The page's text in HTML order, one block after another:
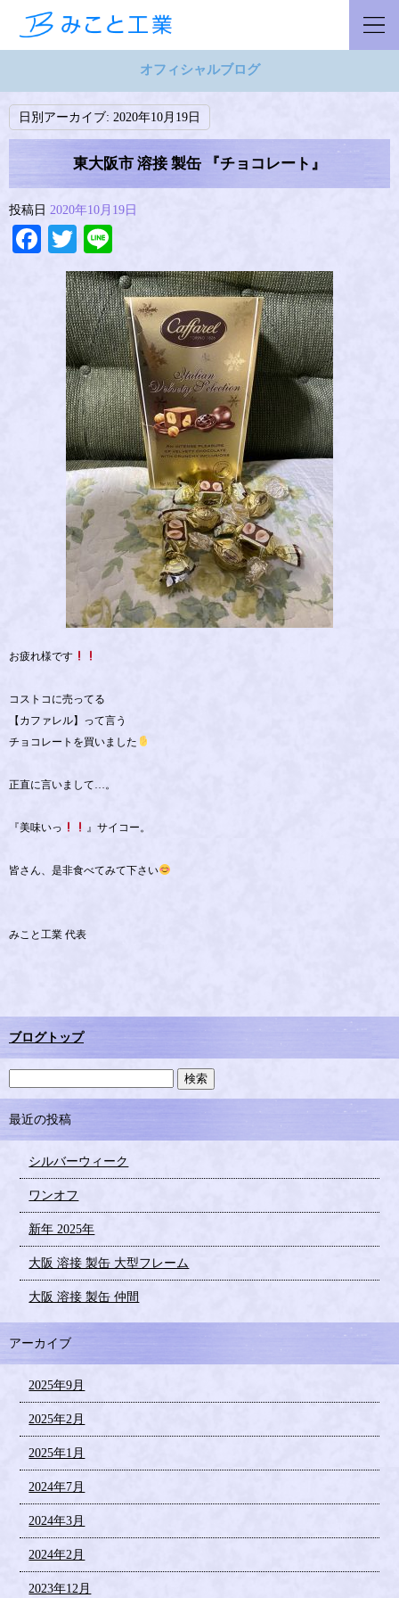
オフィシャルブログ
日別アーカイブ: 2020年10月19日
東大阪市 溶接 製缶 『チョコレート』
投稿日 2020年10月19日
Facebook
Twitter
お疲れ様です
コストコに売ってる
【カファレル】って言う
チョコレートを買いました
正直に言いまして…。
『美味いっ 』サイコー。
皆さん、是非食べてみて下さい
みこと工業 代表
ブログトップ
最近の投稿
シルバーウィーク
ワンオフ
新年 2025年
大阪 溶接 製缶 大型フレーム
大阪 溶接 製缶 仲間
アーカイブ
2025年9月
2025年2月
2025年1月
2024年7月
2024年3月
2024年2月
2023年12月